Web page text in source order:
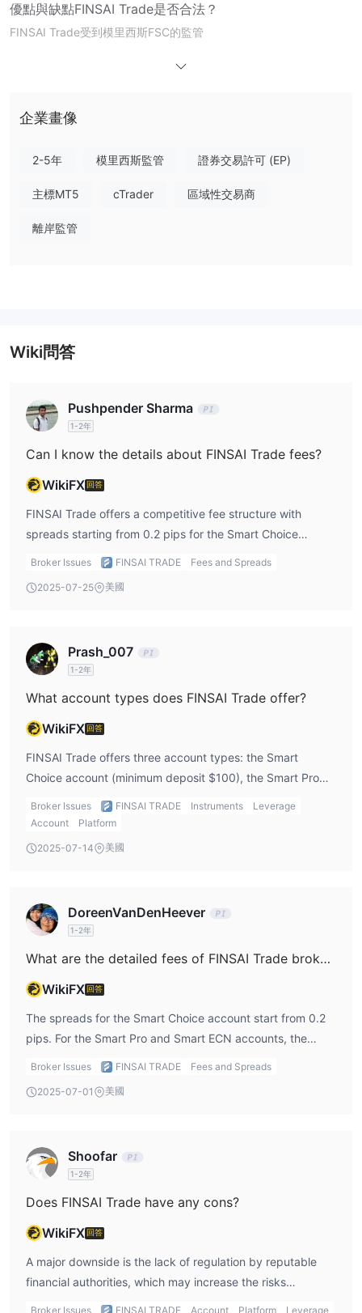
優點與缺點FINSAI Trade是否合法？
FINSAI Trade受到模里西斯FSC的監管
我可以在FINSAI Trade上交易什麼？
Finsai提供創新的金融解決方案，以滿足您的獨特需求。
Finsai Trade提供三種帳戶類型，以滿足不同的交易需求。
Finsai智能選擇帳戶適合初學者，最低入金要求為100美元，點
例如負餘額保護、免掉期交易以及100% 追加保證金 / 80%的強制平
FINSAI Trade 交易費用
FINSAI Trade 的點差，對於 Smart Choice 帳戶，從 0.2 點起。而
Smart Pro 和 Smart ECN 帳戶的點差通常更緊，適合更有經驗的交
易者和機構。
隔夜利息
所有 Finsai Trade 帳戶均免隔夜利息，因此您的持倉不會被收取任
何隔夜利息。
交易平台 存款與提款
存款選項
企業畫像
2-5年 模里西斯監管 證券交易許可 (EP)
主標MT5 cTrader 區域性交易商
離岸監管
Wiki問答
Pushpender Sharma
1-2年
Can I know the details about FINSAI Trade fees?
WikiFX 回答
FINSAI Trade offers a competitive fee structure with
spreads starting from 0.2 pips for the Smart Choice
account. There are no commissions for any of the account
there are no overnight interest charges.
Broker Issues FINSAI TRADE Fees and Spreads
2025-07-25 美國
Prash_007
1-2年
What account types does FINSAI Trade offer?
WikiFX 回答
FINSAI Trade offers three account types: the Smart
Choice account (minimum deposit $100), the Smart Pro
account (minimum deposit $1,000), and the Smart ECN
account (minimum deposit $5,000).
Broker Issues FINSAI TRADE Instruments
Leverage
Account
Platform
2025-07-14 美國
DoreenVanDenHeever
1-2年
What are the detailed fees of FINSAI Trade broker?
WikiFX 回答
The spreads for the Smart Choice account start from 0.2
pips. For the Smart Pro and Smart ECN accounts, the
spreads are typically tighter. All accounts come with $0
no fees for deposits or withdrawals.
Broker Issues FINSAI TRADE Fees and Spreads
2025-07-01 美國
Shoofar
1-2年
Does FINSAI Trade have any cons?
WikiFX 回答
A major downside is the lack of regulation by reputable
financial authorities, which may increase the risks
involved. Additionally, the platform does not offer demo
Broker Issues FINSAI TRADE Account Platform Leverage